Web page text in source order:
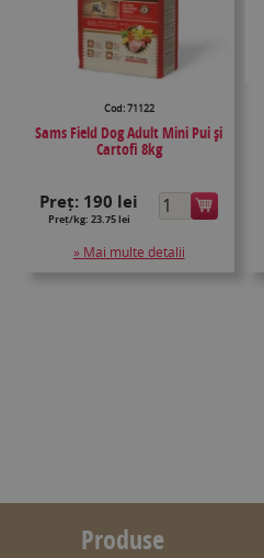
Cod: 71122
Sams Field Dog Adult Mini Pui și
Cartofi 8kg
Preț: 190 lei
Preț/kg: 23.75 lei
» Mai multe detalii
Produse